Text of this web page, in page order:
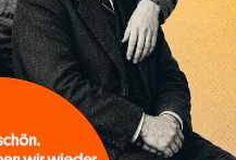
engen und verstaubten
Debattenräume.
Brauchen Sie auch frische
Luft? Dann folgen Sie
einfach dem Button.